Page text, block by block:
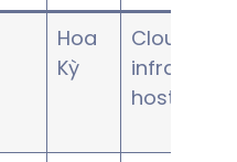
Hoa
Kỳ
Cloud
hosting